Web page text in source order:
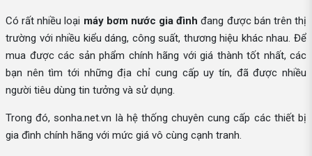
Có rất nhiều loại máy bơm nước gia đình đang được bán trên thị
trường với nhiều kiểu dáng, công suất, thương hiệu khác nhau. Để
mua được các sản phẩm chính hãng với giá thành tốt nhất, các
bạn nên tìm tới những địa chỉ cung cấp uy tín, đã được nhiều
người tiêu dùng tin tưởng và sử dụng.
Trong đó, sonha.net.vn là hệ thống chuyên cung cấp các thiết bị
gia đình chính hãng với mức giá vô cùng cạnh tranh.